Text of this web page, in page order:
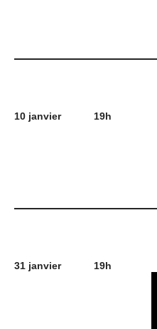
10 janvier 19h
31 janvier 19h